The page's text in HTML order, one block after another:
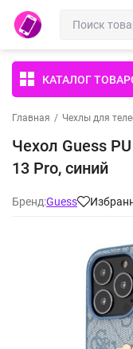
КАТАЛОГ
Главная / Чехлы для
Чехол Guess
13 Pro, синий
Бренд:Guess